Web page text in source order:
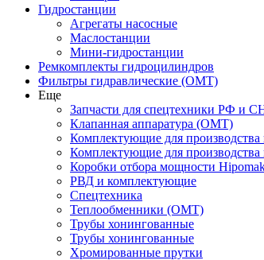
Гидростанции
Агрегаты насосные
Маслостанции
Мини-гидростанции
Ремкомплекты гидроцилиндров
Фильтры гидравлические (OMT)
Еще
Запчасти для спецтехники РФ и
Клапанная аппаратура (OMT)
Комплектующие для производства
Комплектующие для
Коробки отбора мощности
РВД и комплектующие
Спецтехника
Теплообменники (OMT)
Трубы хонингованные
Трубы хонингованные
Хромированные прутки